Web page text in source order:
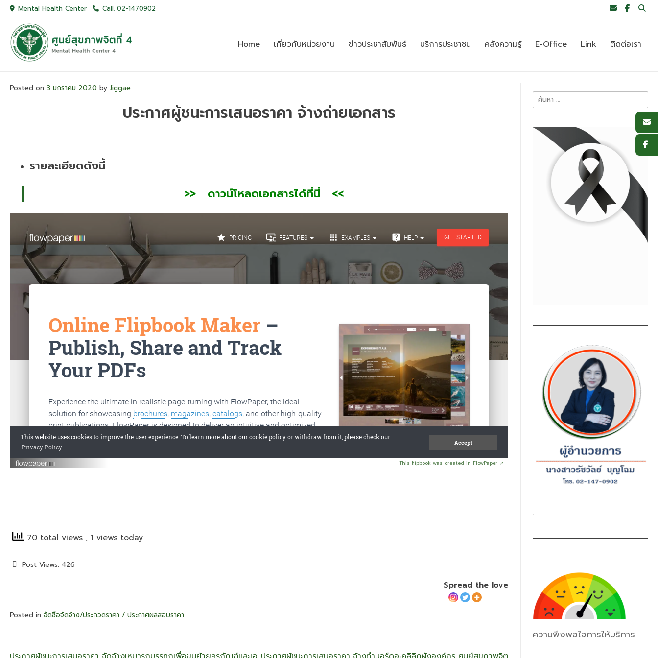
Skip
content
Mental Health Center Call. 02-1470902
Home เกี่ยวกับหน่วยงาน ข่าวประชาสัมพันธ์ บริการประชาชน คลังความรู้ E-Office Link ติดต่อเรา
Posted on 3 มกราคม 2020 by Jiggae
ประกาศผู้ชนะการเสนอราคา จ้างถ่ายเอกสาร
รายละเอียดดังนี้
>> ดาวน์โหลดเอกสารได้ที่นี่ <<
This flipbook was created in FlowPaper ↗
70 total views , 1 views today
Post Views: 426
Spread the love
Posted in จัดซื้อจัดจ้าง/ประกวดราคา / ประกาศผลสอบราคา
ค้นหา
สำหรับ:
.
ความพึงพอใจการให้บริการ